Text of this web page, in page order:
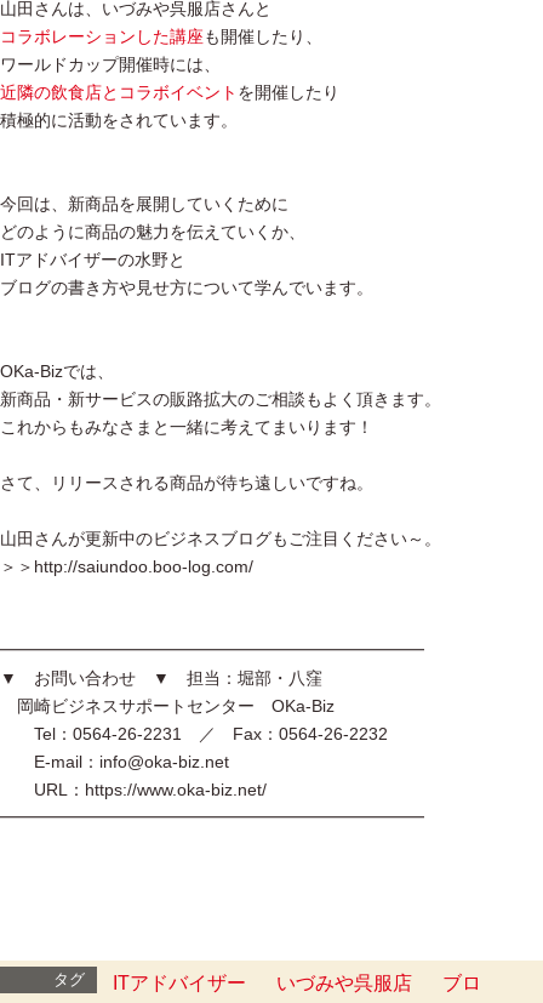
山田さんは、いづみや呉服店さんと
コラボレーションした講座も開催したり、
ワールドカップ開催時には、
近隣の飲食店とコラボイベント を開催したり
積極的に活動をされています。
今回は、新商品を展開していくために
どのように商品の魅力を伝えていくか、
ITアドバイザーの水野と
ブログの書き方や見せ方について学んでいます。
OKa-Bizでは、
新商品・新サービスの販路拡大のご相談もよく頂きます。
これからもみなさまと一緒に考えてまいります！
さて、リリースされる商品が待ち遠しいですね。
山田さんが更新中のビジネスブログもご注目ください～。
＞＞http://saiundoo.boo-log.com/
━━━━━━━━━━━━━━━━━━━━━━━━━
▼ お問い合わせ ▼ 担当：堀部・八窪
岡崎ビジネスサポートセンター OKa-Biz
Tel：0564-26-2231 ／ Fax：0564-26-2232
E-mail：info@oka-biz.net
URL：https://www.oka-biz.net/
━━━━━━━━━━━━━━━━━━━━━━━━━
タグ ITアドバイザー いづみや呉服店
ブロ